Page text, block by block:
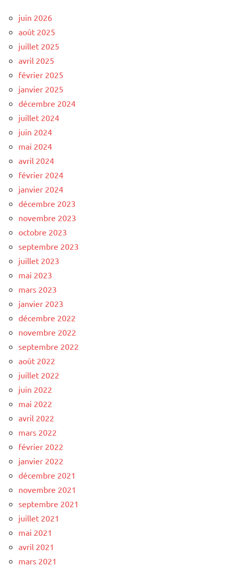
juin 2026
août 2025
juillet 2025
avril 2025
février 2025
janvier 2025
décembre 2024
juillet 2024
juin 2024
mai 2024
avril 2024
février 2024
janvier 2024
décembre 2023
novembre 2023
octobre 2023
septembre 2023
juillet 2023
mai 2023
mars 2023
janvier 2023
décembre 2022
novembre 2022
septembre 2022
août 2022
juillet 2022
juin 2022
mai 2022
avril 2022
mars 2022
février 2022
janvier 2022
décembre 2021
novembre 2021
septembre 2021
juillet 2021
mai 2021
avril 2021
mars 2021